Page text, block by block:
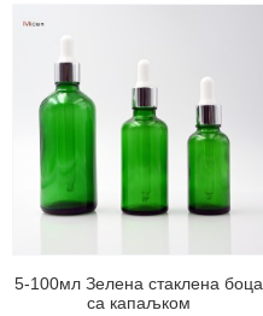
5-100мл Зелена стаклена боца
са капаљком